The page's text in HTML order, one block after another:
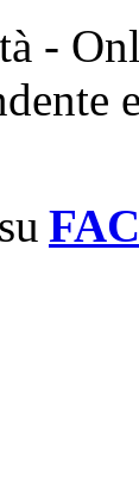
-